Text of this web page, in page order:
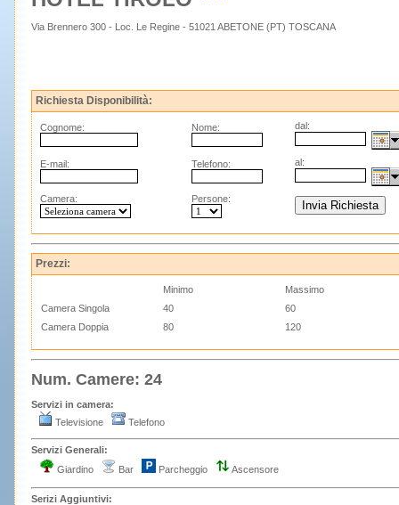
Via Brennero 300 - Loc. Le Regine - 51021 ABETONE (PT) TOSCANA
Richiesta Disponibilità:
Cognome: Nome: dal:
E-mail: Telefono: al:
Camera: Persone:
Prezzi:
Minimo
Massimo
Camera Singola
40
60
Camera Doppia
80 120
Num. Camere: 24
Servizi in camera:
Televisione
Telefono
Servizi Generali:
Giardino
Bar Parcheggio Ascensore
Serizi Aggiuntivi: